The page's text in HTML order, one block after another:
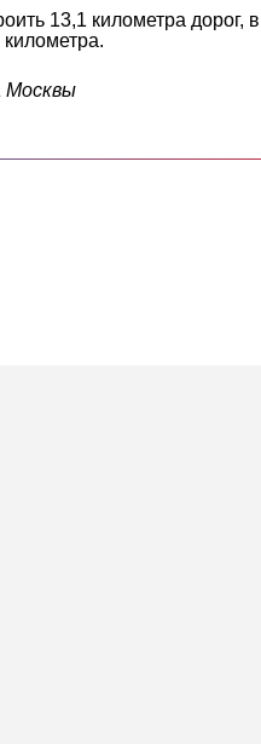
13,1 километра дорог,
Москвы